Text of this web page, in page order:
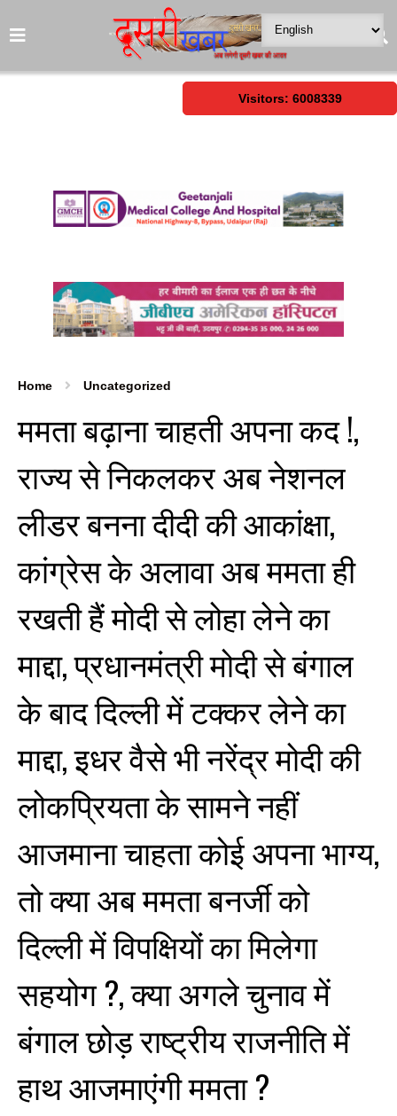
Visitors: 6008339
Home Uncategorized
ममता बढ़ाना चाहती अपना कद !,
राज्य से निकलकर अब नेशनल
लीडर बनना दीदी की आकांक्षा,
कांग्रेस के अलावा अब ममता ही
रखती हैं मोदी से लोहा लेने का
माद्दा, प्रधानमंत्री मोदी से बंगाल
के बाद दिल्ली में टक्कर लेने का
माद्दा, इधर वैसे भी नरेंद्र मोदी की
लोकप्रियता के सामने नहीं
आजमाना चाहता कोई अपना भाग्य,
तो क्या अब ममता बनर्जी को
दिल्ली में विपक्षियों का मिलेगा
सहयोग ?, क्या अगले चुनाव में
बंगाल छोड़ राष्ट्रीय राजनीति में
हाथ आजमाएंगी ममता ?
BREAKING NEWS
जयपुर से दुनिया को भारत
का संदेश: ब्रिक्स सम्मेलन में
छोटे उद्योगों, स्टार्टअप और
रोजगार बढ़ाने पर सहमति
Vijay - August 6, 2026
<section class="text-token-